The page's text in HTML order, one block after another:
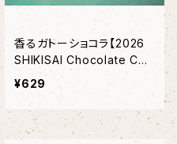
香るガトーショコラ【2026
SHIKISAI Chocolate Coll
ection】（１個 ）
¥629